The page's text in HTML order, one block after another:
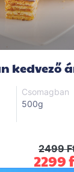
kedvező
Csomagban
500g
2499
2299